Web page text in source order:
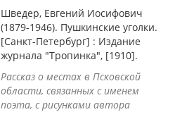
Шведер, Евгений Иосифович
(1879-1946). Пушкинские уголки.
[Санкт-Петербург] : Издание
журнала "Тропинка", [1910].
Рассказ о местах в Псковской
области, связанных с именем
поэта, с рисунками автора